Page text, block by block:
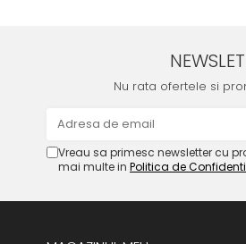
Nu rata ofertele si
Vreau sa primesc newsletter cu
mai multe in Politica de